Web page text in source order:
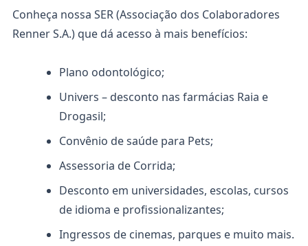
Conheça nossa SER (Associação dos Colaboradores
Renner S.A.) que dá acesso à mais benefícios:
Plano odontológico;
Univers – desconto nas farmácias Raia e
Drogasil;
Convênio de saúde para Pets;
Assessoria de Corrida;
Desconto em universidades, escolas, cursos
de idioma e profissionalizantes;
Ingressos de cinemas, parques e muito mais.